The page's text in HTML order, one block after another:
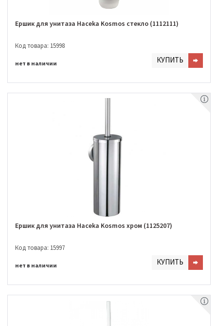
Ершик для унитаза Haceka Kosmos стекло (1112111)
Код товара: 15998
нет в наличии КУПИТЬ
Ершик для унитаза Haceka Kosmos хром (1125207)
Код товара: 15997
нет в наличии КУПИТЬ